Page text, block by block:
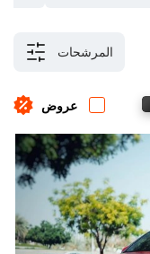
المرشحات
عروض